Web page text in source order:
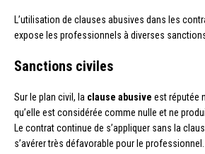
L’utilisation de clauses abusives dans les
expose les professionnels à diverses
Sanctions civiles
Sur le plan civil, la clause abusive est réputée
qu’elle est considérée comme nulle et ne
Le contrat continue de s’appliquer sans la
s’avérer très défavorable pour le professionnel.